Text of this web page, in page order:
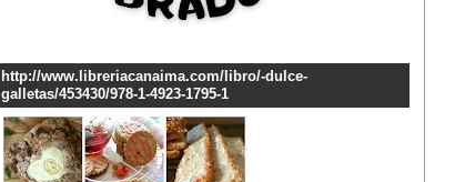
http://www.libreriacanaima.com/libro/-dulce-
galletas/453430/978-1-4923-1795-1